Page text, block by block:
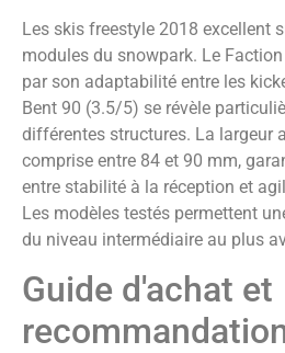
Les skis freestyle 2018 excellent
modules du snowpark. Le
par son adaptabilité entre les
Bent 90 (3.5/5) se révèle
différentes structures. La largeur
comprise entre 84 et 90 mm,
entre stabilité à la réception et
Les modèles testés permettent
du niveau intermédiaire au plus
Guide d'achat et